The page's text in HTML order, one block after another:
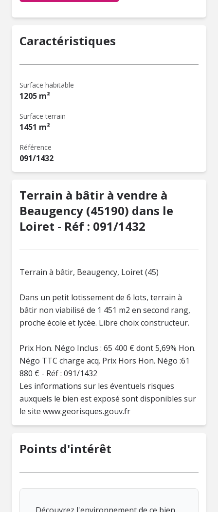
Caractéristiques
Surface habitable
1205 m²
Surface terrain
1451 m²
Référence
091/1432
Terrain à bâtir à vendre à
Beaugency (45190) dans le
Loiret - Réf : 091/1432
Terrain à bâtir, Beaugency, Loiret (45)
Dans un petit lotissement de 6 lots, terrain à
bâtir non viabilisé de 1 451 m2 en second rang,
proche école et lycée. Libre choix constructeur.
Prix Hon. Négo Inclus : 65 400 € dont 5,69% Hon.
Négo TTC charge acq. Prix Hors Hon. Négo :61
880 € - Réf : 091/1432
Les informations sur les éventuels risques
auxquels le bien est exposé sont disponibles sur
le site www.georisques.gouv.fr
Points d'intérêt